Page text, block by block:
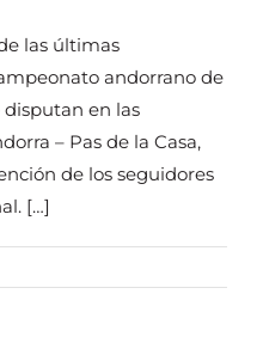
las últimas
andorrano de
en las
– Pas de la Casa,
de los seguidores
[…]